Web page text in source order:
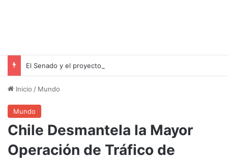
Inicio / Mundo
Mundo
Chile Desmantela la Mayor
Operación de Tráfico de